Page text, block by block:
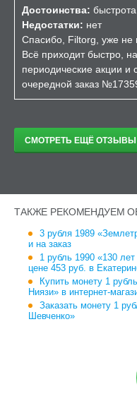
Достоинства:
Недостатки: нет
Спасибо, Filtorg, уже не
Всё приходит быстро,
периодические акции и
очередной заказ
СМОТРЕТЬ ЕЩЁ ОТЗЫВЫ
ТАКЖЕ РЕКОМЕНДУЕМ
3 рубля 1989
и на заказ
1 рубль 1990 «130
цене 453 руб. в
Купить монету 1
Ниязи» в интернет-
Заказать монету 1
Шевченко»